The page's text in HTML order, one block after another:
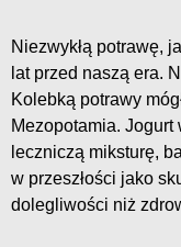
Niezwykłą potrawę,
lat przed naszą era.
Kolebką potrawy
Mezopotamia. Jogurt
leczniczą miksturę,
w przeszłości jako
dolegliwości niż